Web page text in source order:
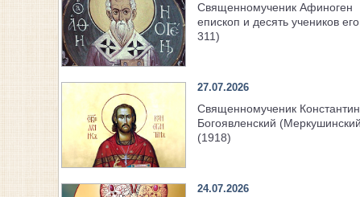
Священномученик Афиноген
епископ и десять учеников
311)
27.07.2026
Священномученик Константин
Богоявленский
(1918)
24.07.2026